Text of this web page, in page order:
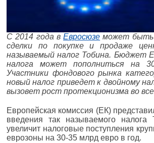
С 2014 года вЕвросюзе может быть
сделки по покупке и продаже
называемый налог Тобина. Бюджет
налога может пополниться на
Участники фондового рынка
новый налог приведет к двойному
вызовет рост протекционизма во
Европейская комиссия (ЕК)
введения так называемого налога
увеличит налоговые поступления
еврозоны на 30-35 млрд евро в год.